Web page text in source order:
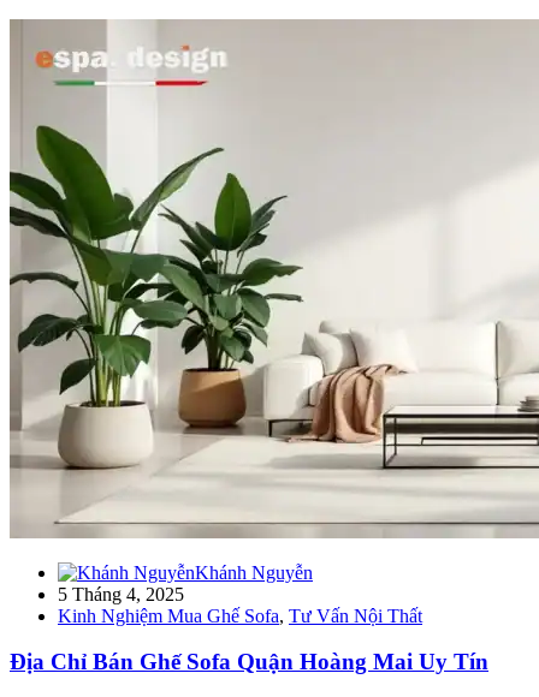
Khánh Nguyễn
5 Tháng 4, 2025
Kinh Nghiệm Mua Ghế Sofa, Tư Vấn Nội Thất
Địa Chỉ Bán Ghế Sofa Quận Hoàng Mai Uy Tín